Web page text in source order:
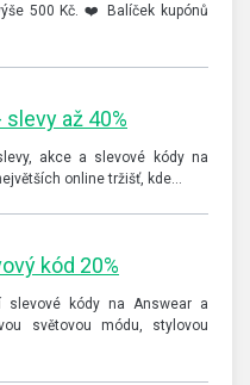
500 Kč. ❤️ Balíček kupónů
až 40%
akce a slevové kódy na
online tržišť, kde…
kód 20%
slevové kódy na Answear a
světovou módu, stylovou